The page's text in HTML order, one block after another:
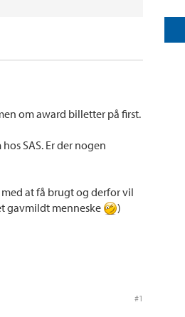
om award billetter på first.
SAS. Er der nogen
at få brugt og derfor vil
gavmildt menneske
)
#1